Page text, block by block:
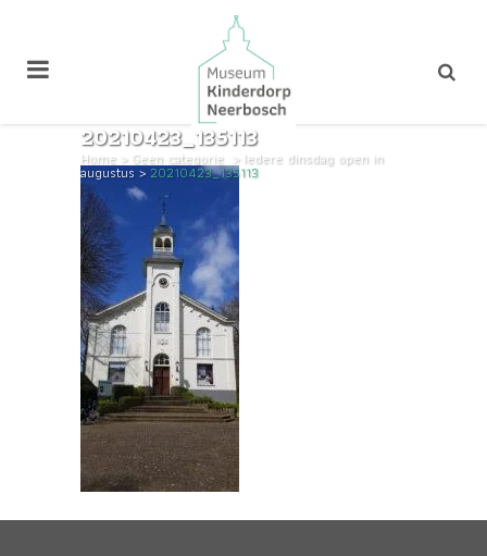
20210423_135113
Home > Geen categorie > Iedere dinsdag open in
augustus>20210423_135113